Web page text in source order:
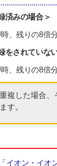
済みの場合＞
、残りの8倍
をされていな
、残りの8倍
複した場合、
す。
イオン・イオ